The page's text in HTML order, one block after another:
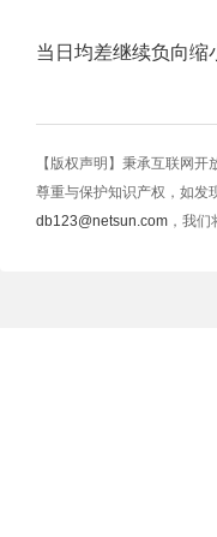
当日均差继续负向缩
【版权声明】秉承互联网
尊重与保护知识产权，如发
db123@netsun.com ，我